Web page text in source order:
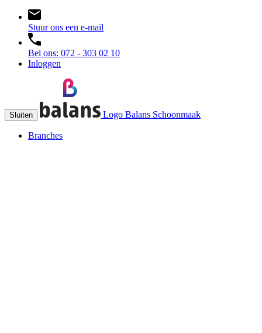
Stuur ons een e-mail
Bel ons: 072 - 303 02 10
Inloggen
Sluiten Logo Balans Schoonmaak
Branches